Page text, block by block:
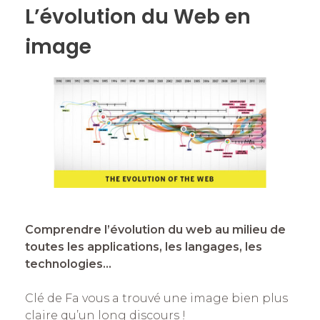
L’évolution du Web en
image
Comprendre l’évolution du web au milieu de
toutes les applications, les langages, les
technologies…
Clé de Fa vous a trouvé une image bien plus
claire qu’un long discours !